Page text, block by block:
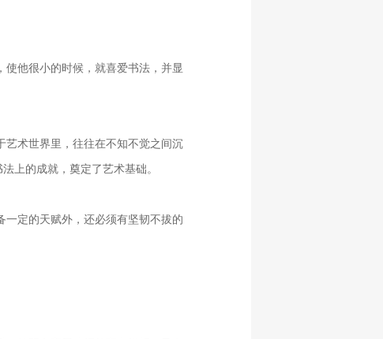
他很小的时候，就喜爱书法，并显
艺术世界里，往往在不知不觉之间沉
上的成就，奠定了艺术基础。
定的天赋外，还必须有坚韧不拔的